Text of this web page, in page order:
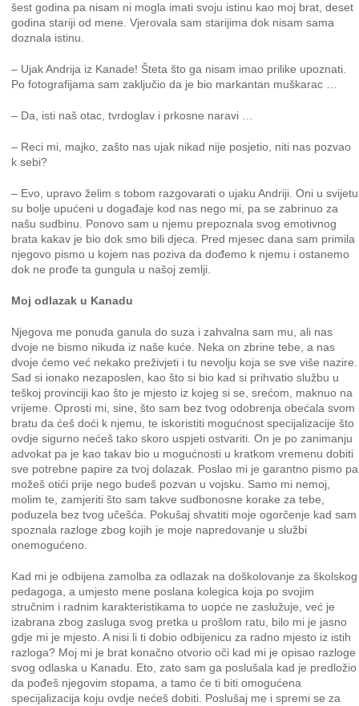
šest godina pa nisam ni mogla imati svoju istinu kao moj brat, deset
godina stariji od mene. Vjerovala sam starijima dok nisam sama
doznala istinu.
– Ujak Andrija iz Kanade! Šteta što ga nisam imao prilike upoznati.
Po fotografijama sam zaključio da je bio markantan muškarac …
– Da, isti naš otac, tvrdoglav i prkosne naravi …
– Reci mi, majko, zašto nas ujak nikad nije posjetio, niti nas pozvao
k sebi?
– Evo, upravo želim s tobom razgovarati o ujaku Andriji. Oni u svijetu
su bolje upućeni u događaje kod nas nego mi, pa se zabrinuo za
našu sudbinu. Ponovo sam u njemu prepoznala svog emotivnog
brata kakav je bio dok smo bili djeca. Pred mjesec dana sam primila
njegovo pismo u kojem nas poziva da dođemo k njemu i ostanemo
dok ne prođe ta gungula u našoj zemlji.
Moj odlazak u Kanadu
Njegova me ponuda ganula do suza i zahvalna sam mu, ali nas
dvoje ne bismo nikuda iz naše kuće. Neka on zbrine tebe, a nas
dvoje ćemo već nekako preživjeti i tu nevolju koja se sve više nazire.
Sad si ionako nezaposlen, kao što si bio kad si prihvatio službu u
teškoj provinciji kao što je mjesto iz kojeg si se, srećom, maknuo na
vrijeme. Oprosti mi, sine, što sam bez tvog odobrenja obećala svom
bratu da ćeš doći k njemu, te iskoristiti mogućnost specijalizacije što
ovdje sigurno nećeš tako skoro uspjeti ostvariti. On je po zanimanju
advokat pa je kao takav bio u mogućnosti u kratkom vremenu dobiti
sve potrebne papire za tvoj dolazak. Poslao mi je garantno pismo pa
možeš otići prije nego budeš pozvan u vojsku. Samo mi nemoj,
molim te, zamjeriti što sam takve sudbonosne korake za tebe,
poduzela bez tvog učešća. Pokušaj shvatiti moje ogorčenje kad sam
spoznala razloge zbog kojih je moje napredovanje u službi
onemogućeno.
Kad mi je odbijena zamolba za odlazak na doškolovanje za školskog
pedagoga, a umjesto mene poslana kolegica koja po svojim
stručnim i radnim karakteristikama to uopće ne zaslužuje, već je
izabrana zbog zasluga svog pretka u prošlom ratu, bilo mi je jasno
gdje mi je mjesto. A nisi li ti dobio odbijenicu za radno mjesto iz istih
razloga? Moj mi je brat konačno otvorio oči kad mi je opisao razloge
svog odlaska u Kanadu. Eto, zato sam ga poslušala kad je predložio
da pođeš njegovim stopama, a tamo će ti biti omogućena
specijalizacija koju ovdje nećeš dobiti. Poslušaj me i spremi se za